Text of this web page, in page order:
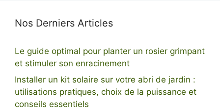
Nos Derniers Articles
Le guide optimal pour planter un rosier grimpant
et stimuler son enracinement
Installer un kit solaire sur votre abri de jardin :
utilisations pratiques, choix de la puissance et
conseils essentiels